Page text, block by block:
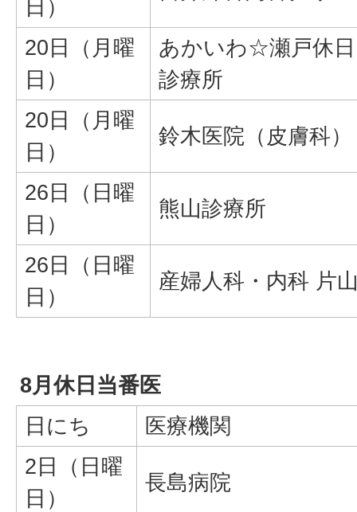
日）
20日（月曜
日）
あかいわ☆瀬戸休
診療所
20日（月曜
日）
鈴木医院（皮膚科）
26日（日曜
日）
熊山診療所
26日（日曜
日）
産婦人科・内科 片
8月休日当番医
日にち
医療機関
2日（日曜
日）
長島病院